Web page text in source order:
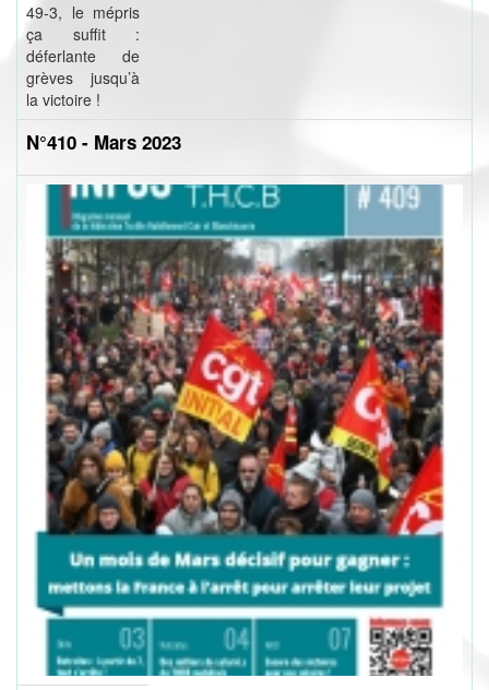
49-3, le mépris
ça suffit :
déferlante de
grèves jusqu’à
la victoire !
N°410 - Mars 2023